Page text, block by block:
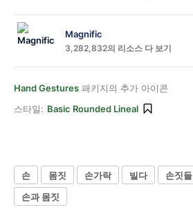
Magnific
3,282,832의 리소스 다 보기
Hand Gestures 패키지의 추가 아이콘
스타일: Basic Rounded Lineal
손 몸짓 손가락 빌다 손짓들
손과 몸짓